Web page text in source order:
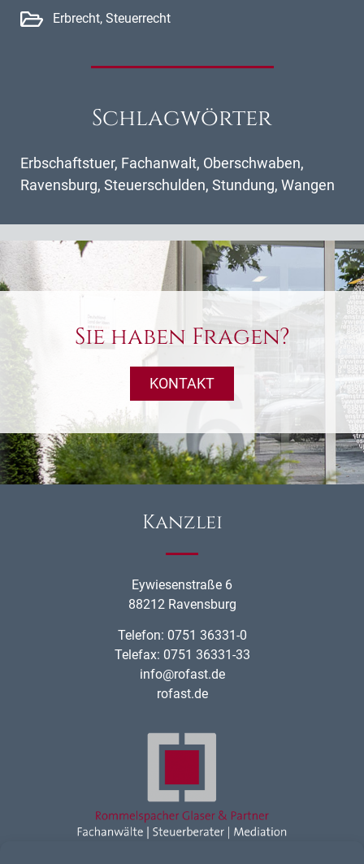
Erbrecht, Steuerrecht
Schlagwörter
Erbschaftstuer, Fachanwalt, Oberschwaben,
Ravensburg, Steuerschulden, Stundung, Wangen
Sie haben Fragen?
KONTAKT
Kanzlei
Eywiesenstraße 6
88212 Ravensburg
Telefon: 0751 36331-0
Telefax: 0751 36331-33
info@rofast.de
rofast.de